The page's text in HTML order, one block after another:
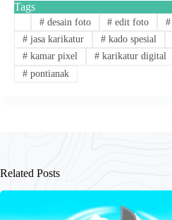
Tags
#desain foto # edit foto #
#jasa karikatur #kado spesial
#kamar pixel #karikatur digital
#pontianak
Related Posts